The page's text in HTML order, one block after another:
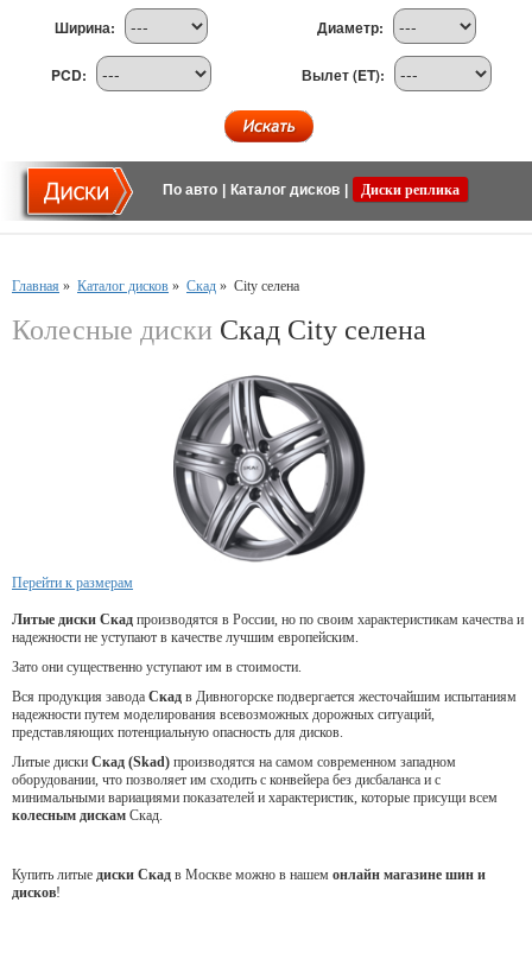
Ширина: Диаметр:
PCD: Вылет (ET):
По авто Каталог дисков Диски реплика
Главная » Каталог дисков » Скад » City селена
Колесные диски Скад City селена
Перейти к размерам
Литые диски Скад производятся в России, но по своим характеристикам качества и
надежности не уступают в качестве лучшим европейским.
Зато они существенно уступают им в стоимости.
Вся продукция завода Скад в Дивногорске подвергается жесточайшим испытаниям
надежности путем моделирования всевозможных дорожных ситуаций,
представляющих потенциальную опасность для дисков.
Литые диски Скад (Skad) производятся на самом современном западном
оборудовании, что позволяет им сходить с конвейера без дисбаланса и с
минимальными вариациями показателей и характеристик, которые присущи всем
колесным дискам Скад.
Купить литые диски Скад в Москве можно в нашем онлайн магазине шин и
дисков!